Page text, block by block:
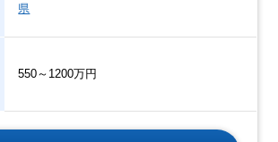
県
550～1200万円